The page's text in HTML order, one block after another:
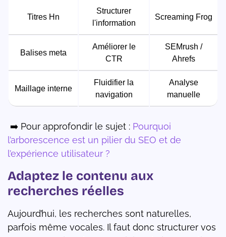
Titres Hn
Structurer
l'information
Screaming Frog
Balises meta
Améliorer le
CTR
SEMrush /
Ahrefs
Maillage interne
Fluidifier la
navigation
Analyse
manuelle
➡️ Pour approfondir le sujet : Pourquoi
l’arborescence est un pilier du SEO et de
l’expérience utilisateur ?
Adaptez le contenu aux
recherches réelles
Aujourd’hui, les recherches sont naturelles,
parfois même vocales. Il faut donc structurer vos